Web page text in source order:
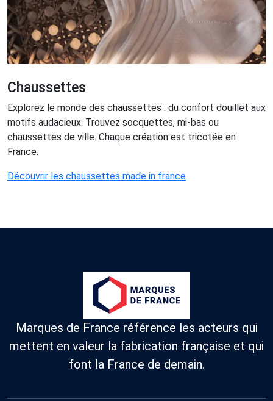
Chaussettes
Explorez le monde des chaussettes : du confort douillet aux
motifs audacieux. Trouvez socquettes, mi-bas ou
chaussettes de ville. Chaque création est tricotée en
France.
Découvrir les chaussettes made in france
Marques de France référence les acteurs qui
mettent en valeur la fabrication française et qui
font la France de demain.